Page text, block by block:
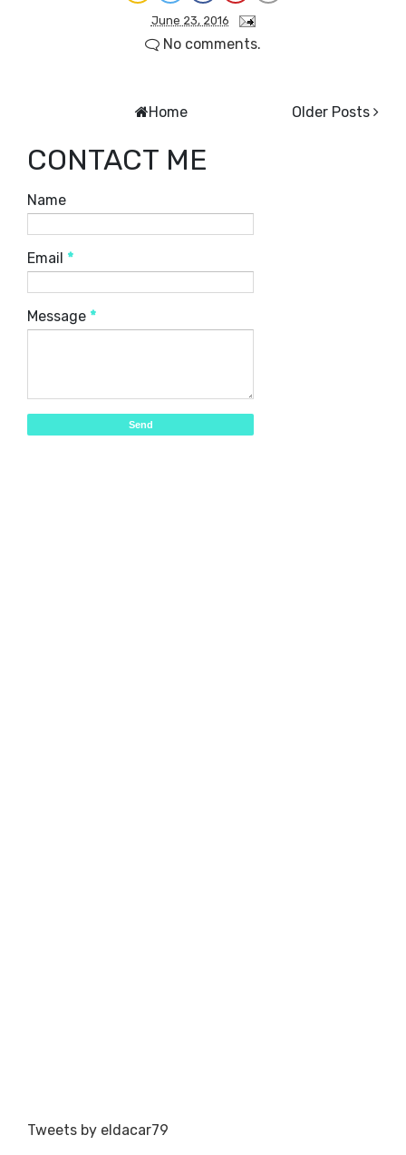
June 23, 2016
No comments.
Older Posts
Home
CONTACT ME
Name
Email *
Message *
Tweets by eldacar79